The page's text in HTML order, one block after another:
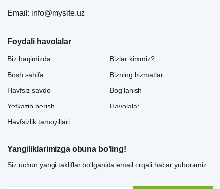
Email: info@mysite.uz
Foydali havolalar
Biz haqimizda
Bosh sahifa
Havfsiz savdo
Yetkazib berish
Havfsizlik tamoyillari
Bizlar kimmiz?
Bizning hizmatlar
Bog'lanish
Havolalar
Yangiliklarimizga obuna bo'ling!
Siz uchun yangi takliflar bo'lganida email orqali habar yuboramiz